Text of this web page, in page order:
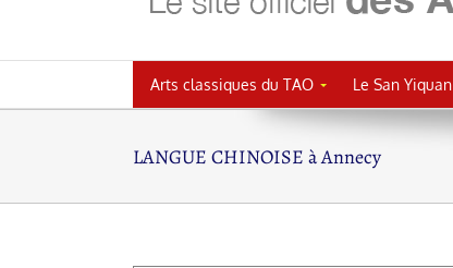
Arts classiques du TAO Le San Yiquan
LANGUE CHINOISE à Annecy